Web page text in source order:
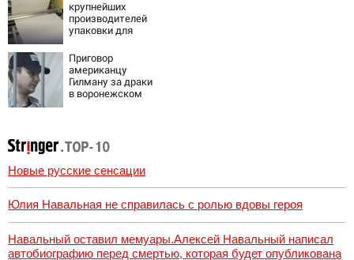
крупнейших
производителей
упаковки для
прекратил работу
Приговор
американцу
Гилману за драки
в воронежском
Новости на
Вести.ru
Новые русские сенсации
Юлия Навальная не справилась с ролью вдовы героя
Навальный оставил мемуары.Алексей Навальный написал
автобиографию перед смертью, которая будет опубликована